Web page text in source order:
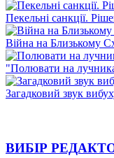
Пекельні санкції.
Війна на Близькому
"Полювати на
Загадковий звук
ВИБІР